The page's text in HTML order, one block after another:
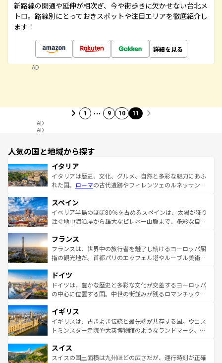
新路線の開通や延伸が相次ぎ、今や街歩きに欠かせない台北メ
トロ。路線別にとっておきスポットや注目エリアを徹底紹介し
ます！
詳細を見る
AD
1 … 9 10 11
AD
AD
人気の国と地域から探す
イタリア
イタリアは歴史、文化、グルメ、自然と多彩な魅力にあふ
れた国。 ローマの古代遺跡やフィレンツェのルネッサンス
ろん、トスカーナの美しい田園風景やアマルフィ海岸の絶
景など、自然景観も見逃せない。観光の合間には、本場の
ピザやパスタなど、絶品のイタリア料理を堪能することも
ませてくれるイタリアで、忘れられない旅をしてみよう！
なお、新着のイタリア情報はコンテンツ一覧 を参照してほ
しい。
スペイン
イベリア半島のほぼ80％を占めるスペインは、太陽が降り
注ぐ地中海沿岸から雄大なピレネー山脈まで、多彩な自然
文化が根付くこの国では、情熱的なフラメンコ、熱気あふ
れる闘牛、そして美味しいタパスが生活の一部となってい
る。首都マドリードの洗練された雰囲気や、バルセロナの
の城塞都市、穏やかなビーチリゾートまで多彩な表情を見
せる。地方によって風土や気候が異なるスペインはその個
性で訪れる人を魅了する。 なお、新着のスペイン情報はコ
フランス
フランスは、世界中の旅行者を魅了し続けるヨーロッパ屈
指の観光地だ。首都パリのエッフェル塔やルーブル美術館
で、幅広い魅力が詰まっている。華麗な宮殿、歴史的な大
聖堂、美しいビーチ、そして豊かな自然が、訪れる者を心
から魅了する。また、フランスは美食の国としても知ら
いる。シャンパンの発祥地であるランス、プロヴァンスの
香り高いラベンダー畑など、多彩な楽しみ方が可能だ。さ
らに、パリ以外の地域にも魅力が溢れており、どの街角に
れる地方に足を運ぶとそれぞれで全く異なる文化を体験で
きるだろう。 なお、新着のフランス情報はコンテンツ一覧
ドイツ
ドイツは、豊かな歴史と多彩な文化が交差するヨーロッパ
の中心に位置する国。中世の街並みが残るロマンチック街
顔を持つこの国は、どこを歩いても飽きることがない。ベ
ルリンの文化的活気、バイエルン州のアルプスの絶景、そ
してライン川沿いのワイン畑といった風景は必見。ビール
は、お酒好きな人にはぜひ体験してほしい。 なお、新着の
ドイツ情報はコンテンツ一覧を参照してほしい。
イギリス
イギリスは、古きよき伝統と最先端が共存する国。ウェス
トミンスター寺院や大英博物館のようなランドマーク、歴
リアごとに異なる魅力がある。また、優雅なアフタヌーン
ティー、ビール好きにはたまらない英国パブ、サッカー観
スイス
スイスの国土面積は九州ほどの広さだが、運行時刻が正確